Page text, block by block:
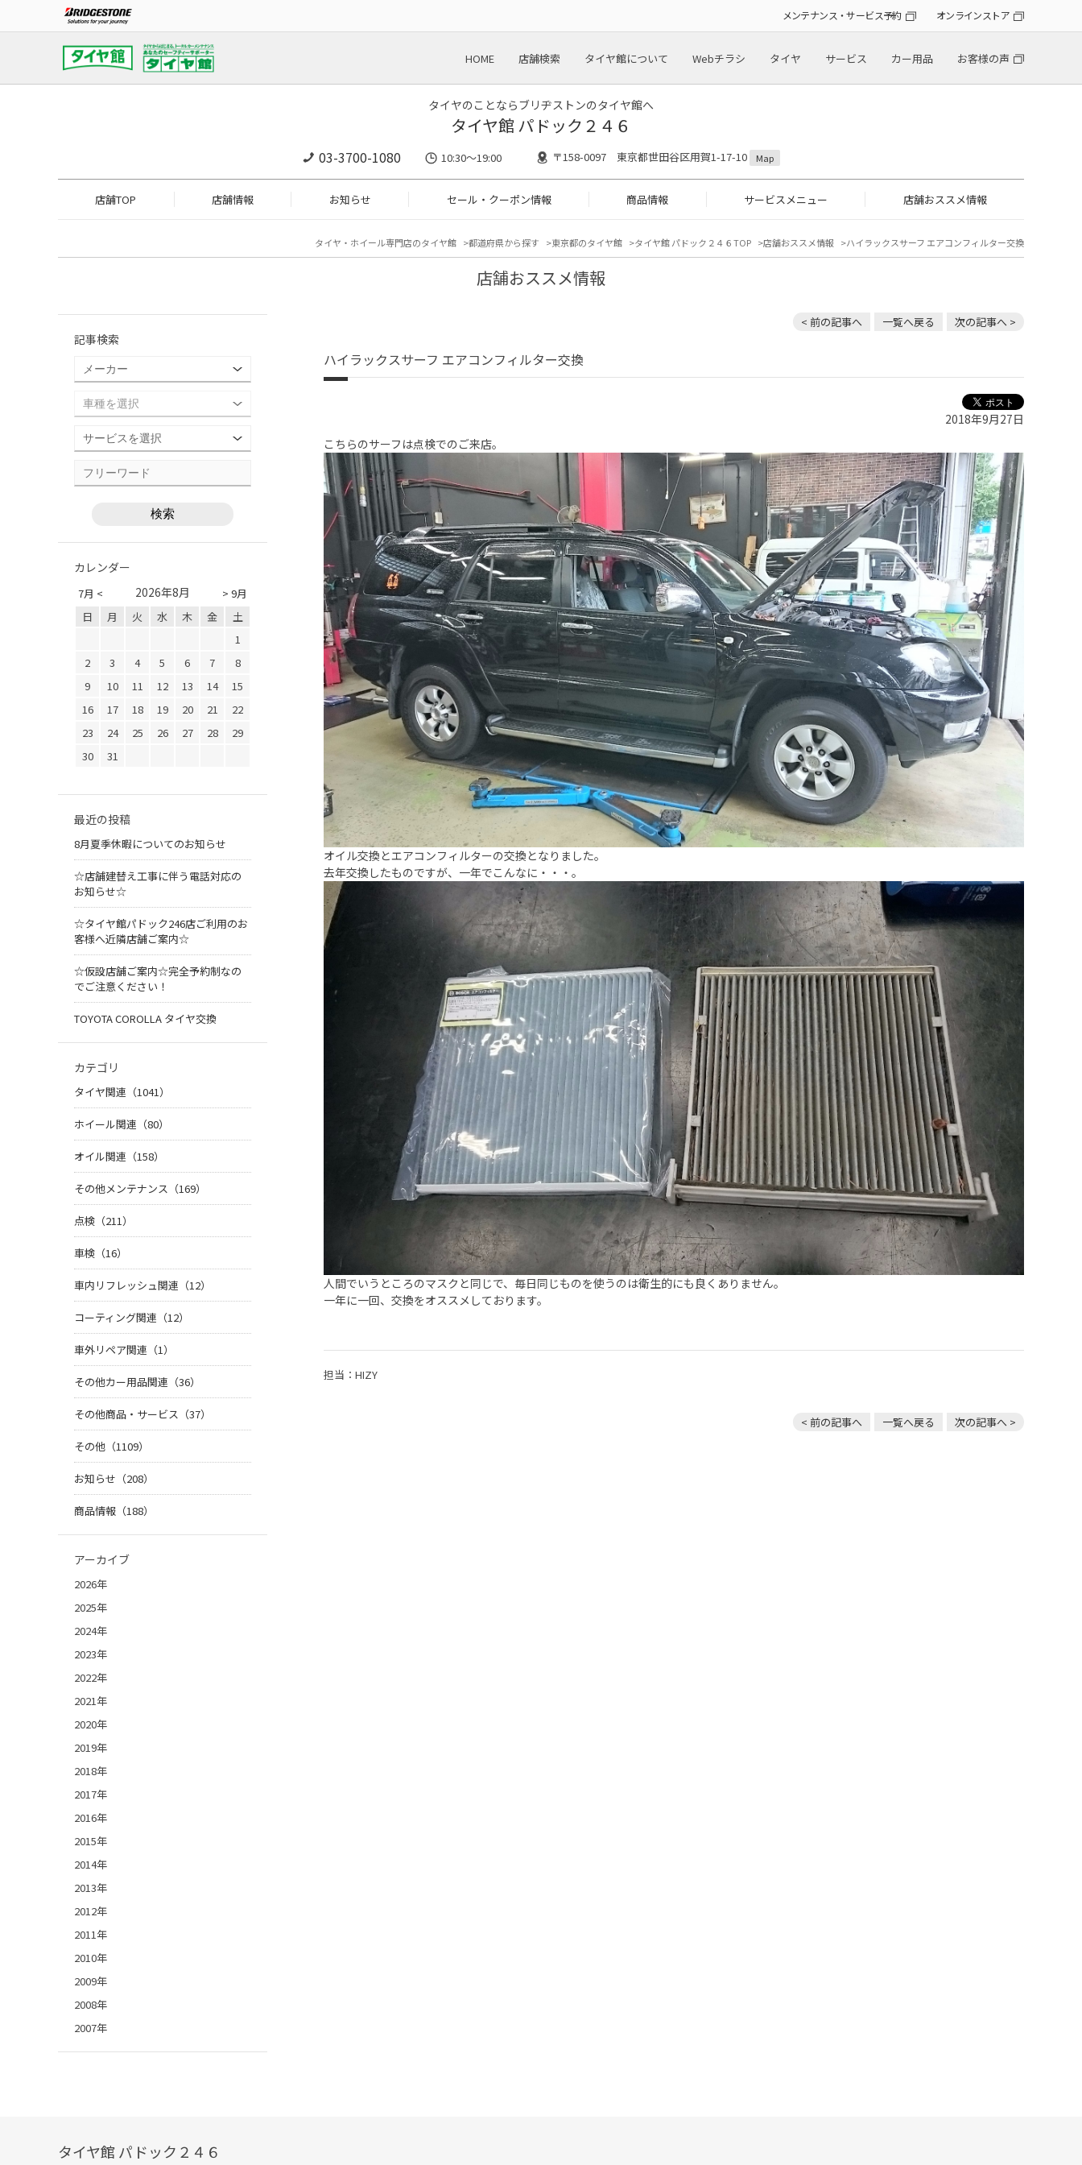
メンテナンス・サービス予約 オンラインストア
HOME 店舗検索 タイヤ館について Webチラシ タイヤ サービス カー用品 お客様の声
タイヤのことならブリヂストンのタイヤ館へ
タイヤ館 パドック２４６
03-3700-1080 10:30～19:00 〒158-0097 東京都世田谷区用賀1-17-10 Map
店舗TOP 店舗情報 お知らせ セール・クーポン情報 商品情報 サービスメニュー 店舗おススメ情報
タイヤ・ホイール専門店のタイヤ館 都道府県から探す 東京都のタイヤ館 タイヤ館 パドック２４６TOP 店舗おススメ情報 ハイラックスサーフ エアコンフィルター交換
店舗おススメ情報
< 前の記事へ 一覧へ戻る 次の記事へ >
ハイラックスサーフ エアコンフィルター交換
2018年9月27日
こちらのサーフは点検でのご来店。
オイル交換とエアコンフィルターの交換となりました。
去年交換したものですが、一年でこんなに・・・。
人間でいうところのマスクと同じで、毎日同じものを使うのは衛生的にも良くありません。
一年に一回、交換をオススメしております。
担当：HIZY
< 前の記事へ 一覧へ戻る 次の記事へ >
記事検索
カレンダー
7月 < > 9月
2026年8月
日 月 火 水 木 金
土
1
2
3 4 5 6 7
8
9
10 11 12 13 14
15
16
17 18 19 20 21
22
23
24 25 26 27 28
29
30
31
最近の投稿
8月夏季休暇についてのお知らせ
☆店舗建替え工事に伴う電話対応の
お知らせ☆
☆タイヤ館パドック246店ご利用のお
客様へ近隣店舗ご案内☆
☆仮設店舗ご案内☆完全予約制なの
でご注意ください！
TOYOTA COROLLA タイヤ交換
カテゴリ
タイヤ関連（1041）
ホイール関連（80）
オイル関連（158）
その他メンテナンス（169）
点検（211）
車検（16）
車内リフレッシュ関連（12）
コーティング関連（12）
車外リペア関連（1）
その他カー用品関連（36）
その他商品・サービス（37）
その他（1109）
お知らせ（208）
商品情報（188）
アーカイブ
2026年
2025年
2024年
2023年
2022年
2021年
2020年
2019年
2018年
2017年
2016年
2015年
2014年
2013年
2012年
2011年
2010年
2009年
2008年
2007年
タイヤ館 パドック２４６